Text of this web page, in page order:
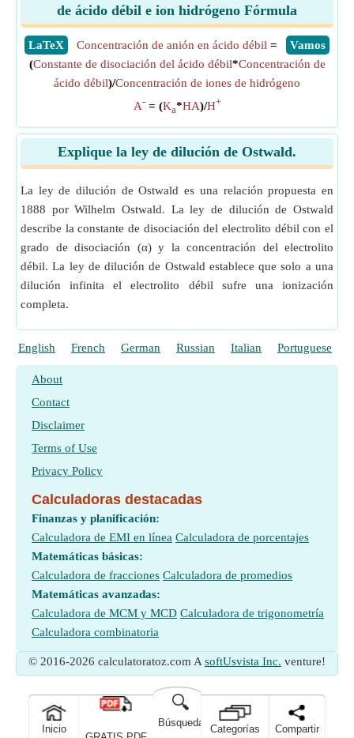
de ácido débil e ion hidrógeno Fórmula
​LaTeX ​Vamos
Concentración de anión en ácido débil =
(Constante de disociación del ácido débil*Concentración de
ácido débil)/Concentración de iones de hidrógeno
A-= (Ka*HA)/H+
Explique la ley de dilución de Ostwald.
La ley de dilución de Ostwald es una relación propuesta en
1888 por Wilhelm Ostwald. La ley de dilución de Ostwald
describe la constante de disociación del electrolito débil con el
grado de disociación (α) y la concentración del electrolito
débil. La ley de dilución de Ostwald establece que solo a una
dilución infinita el electrolito débil sufre una ionización
completa.
English French German Russian Italian Portuguese
About
Contact
Disclaimer
Terms of Use
Privacy Policy
Calculadoras destacadas
Finanzas y planificación:
Calculadora de EMI en línea Calculadora de porcentajes
Matemáticas básicas:
Calculadora de fracciones Calculadora de promedios
Matemáticas avanzadas:
Calculadora de MCM y MCD Calculadora de trigonometría
Calculadora combinatoria
© 2016-2026 calculatoratoz.com A softUsvista Inc. venture!
Inicio
🔍
Búsqueda Categorías Compartir